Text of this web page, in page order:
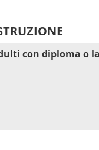
con diploma o